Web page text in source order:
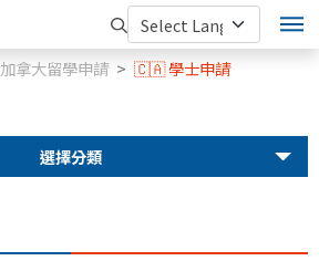
加拿大留學申請 🇨🇦 學士申請
選擇分類